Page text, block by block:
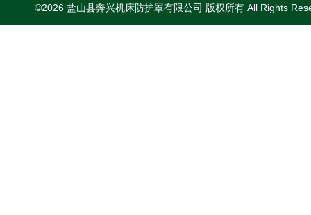
©2026 盐山县奔兴机床防护罩有限公司 版权所有 All Rights